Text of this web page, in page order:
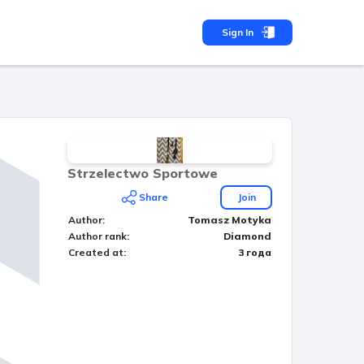
Sign In
Strzelectwo Sportowe
Share
Join
Author:
Tomasz Motyka
Author rank:
Diamond
Created at: 3 года